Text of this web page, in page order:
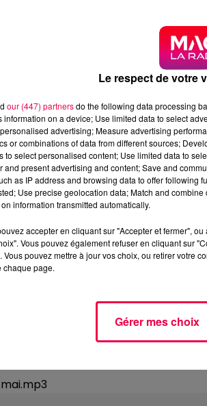
Le respect de votre
our (447) partnersdo the following data processing
information on a device; Use limited data to select
advertising; Measure advertising
or combinations of data from different sources;
to select personalised content; Use limited data to
and present advertising and content; Save and
as IP address and browsing data to offer following
Use precise geolocation data; Match and
information transmitted automatically.
accepter en cliquant sur "Accepter et fermer",
Vous pouvez également refuser en cliquant sur
Vous pouvez mettre à jour vos choix, ou retirer votre
chaque page.
Gérer mes choix